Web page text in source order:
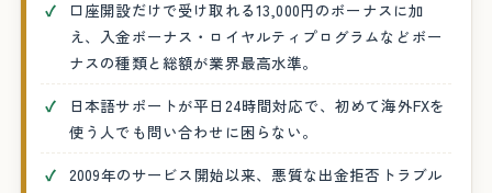
口座開設だけで受け取れる13,000円のボーナスに加
え、入金ボーナス・ロイヤルティプログラムなどボー
ナスの種類と総額が業界最高水準。
日本語サポートが平日24時間対応で、初めて海外FXを
使う人でも問い合わせに困らない。
2009年のサービス開始以来、悪質な出金拒否トラブル